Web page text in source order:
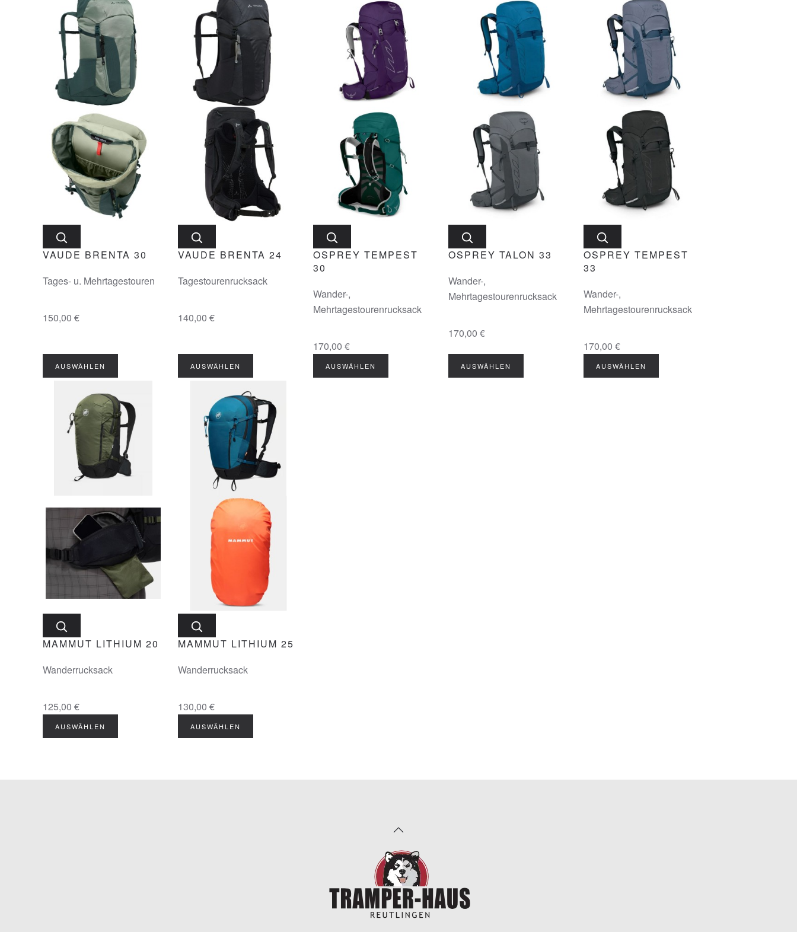
VAUDE BRENTA 30
Tages- u. Mehrtagestouren
150,00 €
AUSWÄHLEN
VAUDE BRENTA 24
Tagestourenrucksack
140,00 €
AUSWÄHLEN
OSPREY TEMPEST
30
Wander-,
Mehrtagestourenrucksack
170,00 €
AUSWÄHLEN
OSPREY TALON 33
Wander-,
Mehrtagestourenrucksack
170,00 €
AUSWÄHLEN
OSPREY TEMPEST
33
Wander-,
Mehrtagestourenrucksack
170,00 €
AUSWÄHLEN
MAMMUT LITHIUM 20
Wanderrucksack
125,00 €
AUSWÄHLEN
MAMMUT LITHIUM 25
Wanderrucksack
130,00 €
AUSWÄHLEN